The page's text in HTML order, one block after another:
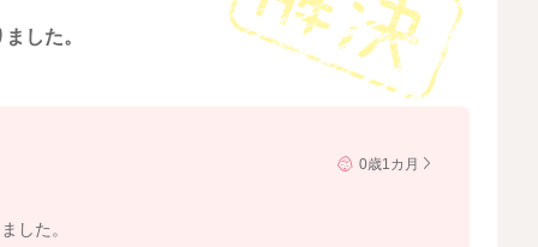
した。
0歳1カ月
した。